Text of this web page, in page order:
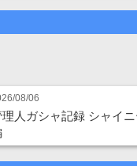
08/06
理人ガシャ記録 シャイ